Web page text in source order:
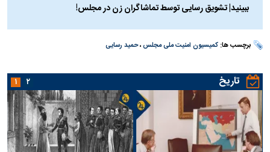
ببینید| تشویق رسایی توسط تماشاگران زن در مجلس!
برچسب ها:کمیسیون امنیت ملی مجلس،حمید رسایی
تاریخ ۱ ۲